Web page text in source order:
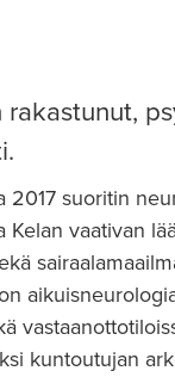
suoritin
vaativan
kuntoutujan